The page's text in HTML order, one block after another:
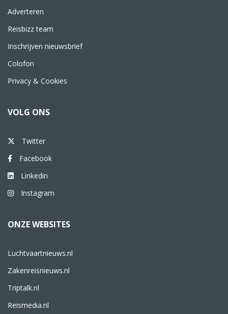
Adverteren
Reisbizz team
Inschrijven nieuwsbrief
Colofon
Privacy & Cookies
VOLG ONS
Twitter
Facebook
Linkedin
Instagram
ONZE WEBSITES
Luchtvaartnieuws.nl
Zakenreisnieuws.nl
Triptalk.nl
Reismedia.nl